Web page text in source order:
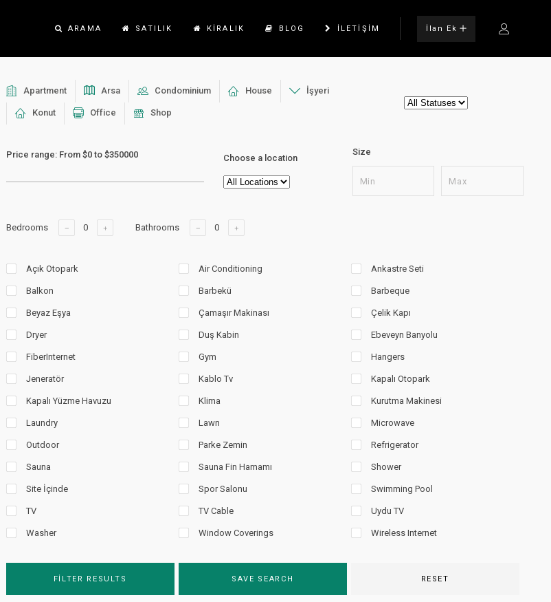
ARAMA SATILIK KIRALIK BLOG ILETIŞIM İlan Ek
Apartment Arsa Condominium House İşyeri
Konut Office Shop
Price range: From $0 to $350000 Choose a location
Size
Bedrooms Bathrooms
Açık Otopark Air Conditioning Ankastre Seti
Balkon Barbekü Barbeque
Beyaz Eşya Çamaşır Makinası Çelik Kapı
Dryer Duş Kabin Ebeveyn Banyolu
FiberInternet Gym Hangers
Jeneratör Kablo Tv Kapalı Otopark
Kapalı Yüzme Havuzu Klima Kurutma Makinesi
Laundry Lawn Microwave
Outdoor Parke Zemin Refrigerator
Sauna Sauna Fin Hamamı Shower
Site İçinde Spor Salonu Swimming Pool
TV TV Cable Uydu TV
Washer Window Coverings Wireless Internet
FILTER RESULTS SAVE SEARCH RESET